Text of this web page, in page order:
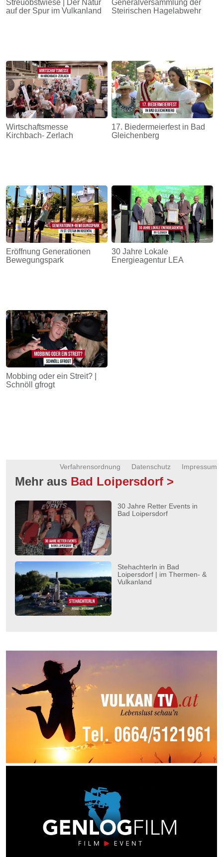
Streuobstwiese | Der Natur
auf der Spur im Vulkanland
Generalversammlung der
Steirischen Hagelabwehr
Wirtschaftsmesse
Kirchbach- Zerlach
17. Biedermeierfest in Bad
Gleichenberg
Eröffnung Generationen
Bewegungspark
30 Jahre Lokale
Energieagentur LEA
Mobbing oder ein Streit? |
Schnöll gfrogt
Impressum
Datenschutz
Verfahrensordnung
Mehr aus Bad Loipersdorf >
30 Jahre Retter Events in
Bad Loipersdorf
Stehachterln in Bad
Loipersdorf | im Thermen- &
Vulkanland